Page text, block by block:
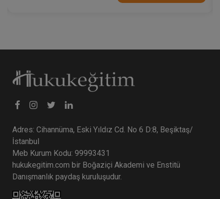
Adres: Cihannüma, Eski Yıldız Cd. No 6 D:8, Beşiktaş/
İstanbul
Meb Kurum Kodu: 99993431
hukukegitim.com bir Boğaziçi Akademi ve Enstitü
Danışmanlık paydaş kuruluşudur.